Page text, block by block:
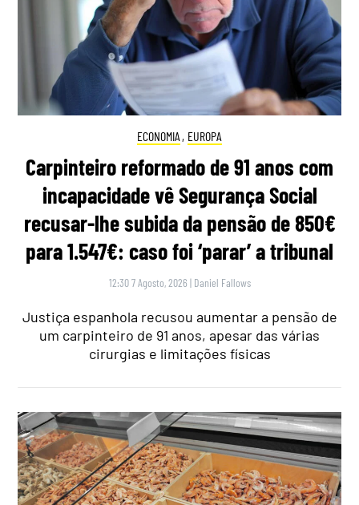
ECONOMIA , EUROPA
Carpinteiro reformado de 91 anos com
incapacidade vê Segurança Social
recusar-lhe subida da pensão de 850€
para 1.547€: caso foi ‘parar’ a tribunal
12:30 7 Agosto, 2026 | Daniel Fallows
Justiça espanhola recusou aumentar a pensão de
um carpinteiro de 91 anos, apesar das várias
cirurgias e limitações físicas